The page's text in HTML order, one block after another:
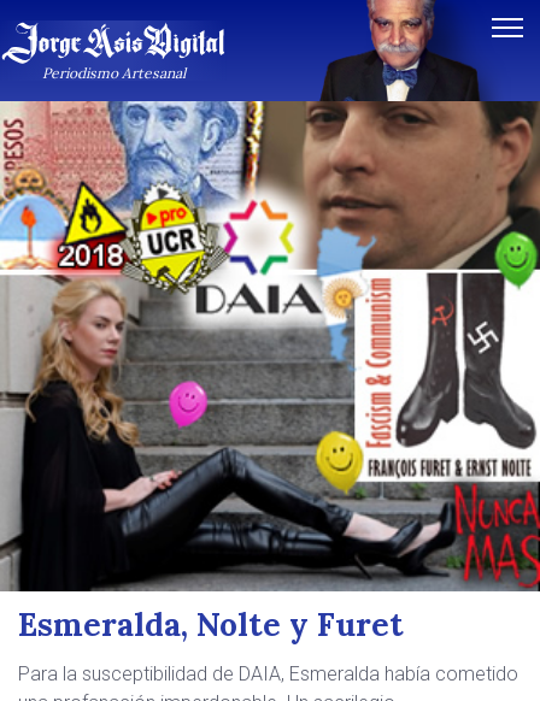
Periodismo Artesanal
Esmeralda, Nolte y Furet
Para la susceptibilidad de DAIA, Esmeralda había cometido